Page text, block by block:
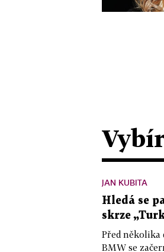
JAN KUBITA
Hledá se
skrze
Před několika
BMW se